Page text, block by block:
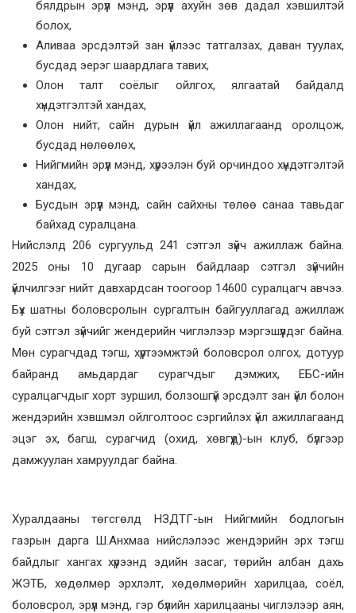
бялдрын эрүүл мэнд, эрүүл ахуйн зөв дадал хэвшилтэй
болох,
Аливаа эрсдэлтэй зан үйлээс татгалзах, даван туулах,
бусдад эерэг шаардлага тавих,
Олон талт соёлыг ойлгох, ялгаатай байдалд
хүндэтгэлтэй хандах,
Олон нийт, сайн дурын үйл ажиллагаанд оролцож,
бусдад нөлөөлөх,
Нийгмийн эрүүл мэнд, хүрээлэн буй орчиндоо хүндэтгэлтэй
хандах,
Бусдын эрүүл мэнд, сайн сайхны төлөө санаа тавьдаг
байхад суралцана.
Нийслэлд 206 сургуульд 241 сэтгэл зүйч ажиллаж байна.
2025 оны 10 дугаар сарын байдлаар сэтгэл зүйчийн
үйлчилгээг нийт давхардсан тоогоор 14600 суралцагч авчээ.
Бүх шатны боловсролын сургалтын байгууллагад ажиллаж
буй сэтгэл зүйчийг жендерийн чиглэлээр мэргэшүүлдэг байна.
Мөн сурагчдад тэгш, хүртээмжтэй боловсрол олгох, дотуур
байранд амьдардаг сурагчдыг дэмжих, ЕБС-ийн
суралцагчдыг хорт зуршил, болзошгүй эрсдэлт зан үйл болон
жендэрийн хэвшмэл ойлголтоос сэргийлэх үйл ажиллагаанд
эцэг эх, багш, сурагчид (охид, хөвгүүд)-ын клуб, бүлгээр
дамжуулан хамруулдаг байна.
Хуралдааны төгсгөлд НЗДТГ-ын Нийгмийн бодлогын
газрын дарга Ш.Анхмаа нийслэлээс жендэрийн эрх тэгш
байдлыг хангах хүрээнд эдийн засаг, төрийн албан дахь
ЖЭТБ, хөдөлмөр эрхлэлт, хөдөлмөрийн харилцаа, соёл,
боловсрол, эрүүл мэнд, гэр бүлийн харилцааны чиглэлээр аян,